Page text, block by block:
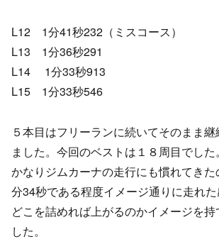
L12 1分41秒232（ミスコース）
L13 1分36秒291
L14 1分33秒913
L15 1分33秒546
５本目はフリーランに続いてそのまま
ました。今回のベストは１８周目でした。
かなりジムカーナの走行にも慣れてきた
分34秒である程度イメージ通りに走れ
どこを詰めれば上がるのかイメージを持
した。